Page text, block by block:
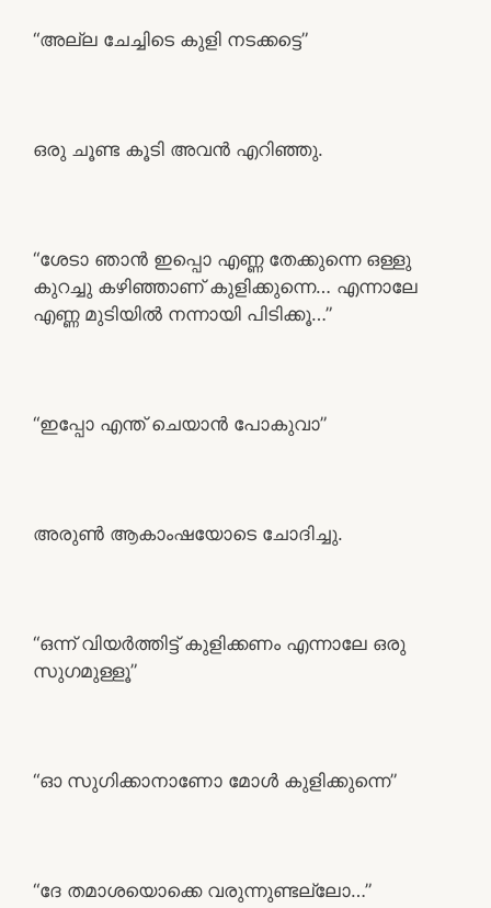
“അല്ല ചേച്ചിടെ കുളി നടക്കട്ടെ”
ഒരു ചൂണ്ട കൂടി അവൻ എറിഞ്ഞു.
“ശേടാ ഞാൻ ഇപ്പൊ എണ്ണ തേക്കുന്നെ ഒള്ളു
കുറച്ചു കഴിഞ്ഞാണ് കുളിക്കുന്നെ… എന്നാലേ
എണ്ണ മുടിയിൽ നന്നായി പിടിക്കൂ…”
“ഇപ്പോ എന്ത് ചെയാൻ പോകുവാ”
അരുൺ ആകാംഷയോടെ ചോദിച്ചു.
“ഒന്ന് വിയർത്തിട്ട് കുളിക്കണം എന്നാലേ ഒരു
സുഗമുള്ളൂ”
“ഓ സുഗിക്കാനാണോ മോൾ കുളിക്കുന്നെ”
“ദേ തമാശയൊക്കെ വരുന്നുണ്ടല്ലോ…”